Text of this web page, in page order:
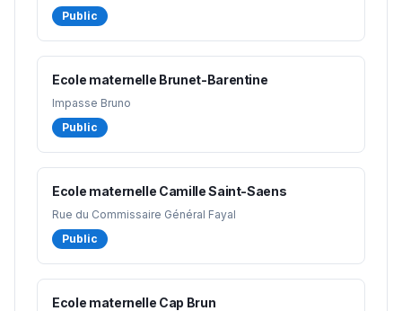
Public
Ecole maternelle Brunet-Barentine
Impasse Bruno
Public
Ecole maternelle Camille Saint-Saens
Rue du Commissaire Général Fayal
Public
Ecole maternelle Cap Brun